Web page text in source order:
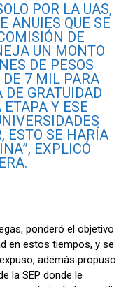
POR LA UAS,
ANUIES QUE SE
DE
UN MONTO
DE PESOS
DE 7 MIL PARA
GRATUIDAD
Y ESE
ESTO SE HARÍA
EXPLICÓ
ponderó el objetivo
en estos tiempos, y se
además propuso
la SEP donde le